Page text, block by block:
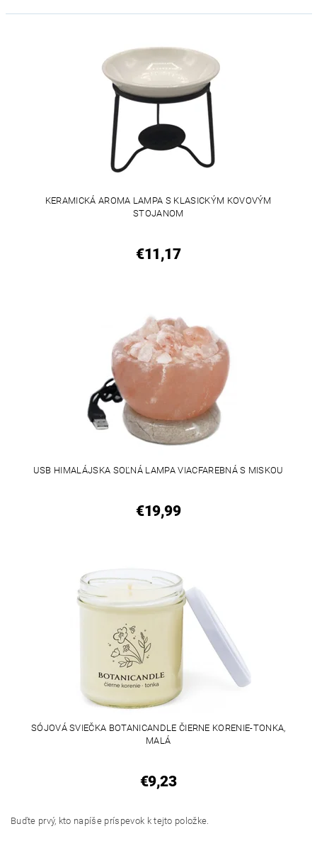
KERAMICKÁ AROMA LAMPA S KLASICKÝM KOVOVÝM
STOJANOM
€11,17
USB HIMALÁJSKA SOĽNÁ LAMPA VIACFAREBNÁ S MISKOU
€19,99
SÓJOVÁ SVIEČKA BOTANICANDLE ČIERNE KORENIE-TONKA,
MALÁ
€9,23
Buďte prvý, kto napíše príspevok k tejto položke.